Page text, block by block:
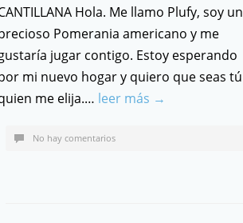
Hola. Me llamo Plufy, soy un
Pomerania americano y me
jugar contigo. Estoy esperando
mi nuevo hogar y quiero que seas tú
me elija.… leer más →
No hay comentarios